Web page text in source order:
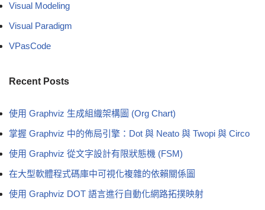
Visual Modeling
Visual Paradigm
VPasCode
Recent Posts
使用 Graphviz 生成組織架構圖 (Org Chart)
掌握 Graphviz 中的佈局引擎：Dot 與 Neato 與 Twopi 與 Circo
使用 Graphviz 從文字設計有限狀態機 (FSM)
在大型軟體程式碼庫中可視化複雜的依賴關係圖
使用 Graphviz DOT 語言進行自動化網路拓撲映射